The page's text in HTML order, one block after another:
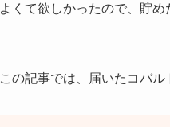
くて欲しかったので、貯
の記事では、届いたコバ